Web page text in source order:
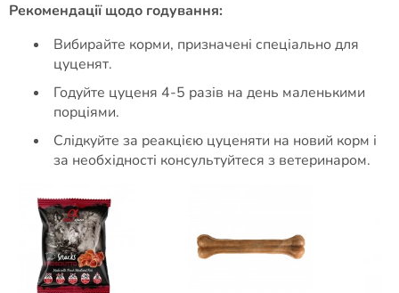
Рекомендації щодо годування:
Вибирайте корми, призначені спеціально для
цуценят.
Годуйте цуценя 4-5 разів на день маленькими
порціями.
Слідкуйте за реакцією цуценяти на новий корм і
за необхідності консультуйтеся з ветеринаром.